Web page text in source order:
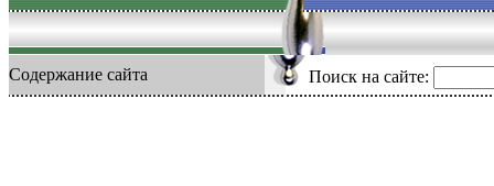
Содержание сайта Поиск на сайте: